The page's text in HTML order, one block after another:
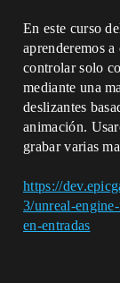
En este curso
aprenderemos
controlar solo
mediante una
deslizantes
animación.
grabar varias
https://
3/unreal-
en-entradas